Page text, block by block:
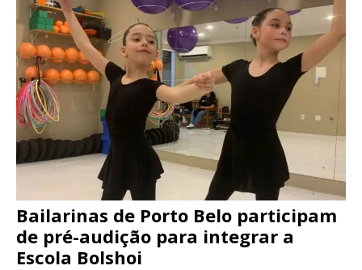
Bailarinas de Porto Belo participam
de pré-audição para integrar a
Escola Bolshoi